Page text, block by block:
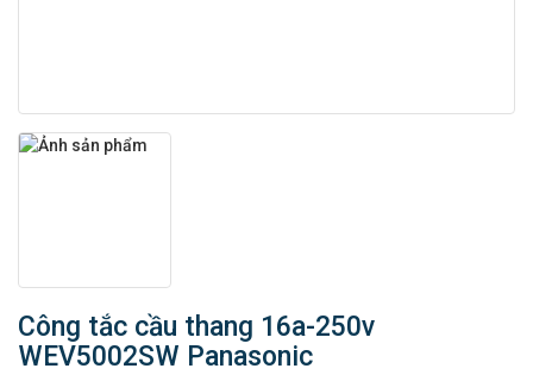
Công tắc cầu thang 16a-250v
WEV5002SW Panasonic